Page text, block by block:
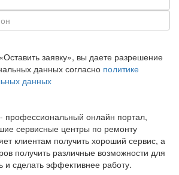
заявку», вы даете разрешение
данных согласно политике
данных
профессиональный онлайн портал,
сервисные центры по ремонту
клиентам получить хороший сервис, а
получить различные возможности для
и сделать эффективнее работу.